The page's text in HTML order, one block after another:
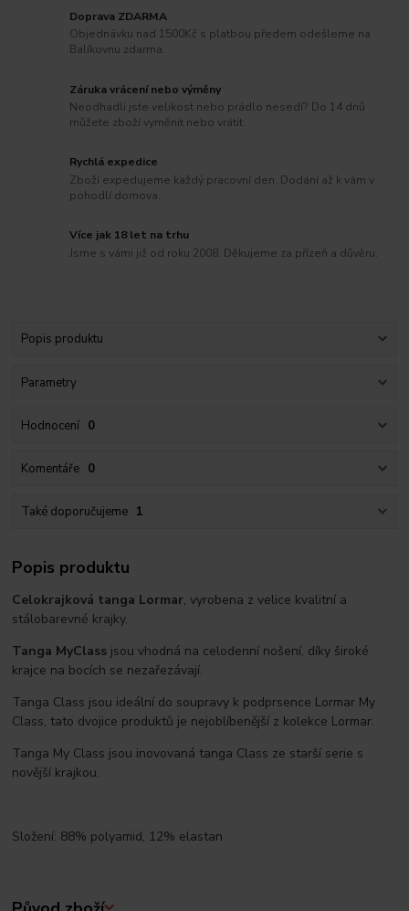
Doprava ZDARMA
Objednávku nad 1500Kč s platbou předem odešleme na
Balíkovnu zdarma.
Záruka vrácení nebo výměny
Neodhadli jste velikost nebo prádlo nesedí? Do 14 dnů
můžete zboží vyměnit nebo vrátit.
Rychlá expedice
Zboží expedujeme každý pracovní den. Dodání až k vám v
pohodlí domova.
Více jak 18 let na trhu
Jsme s vámi již od roku 2008. Děkujeme za přízeň a důvěru.
Popis produktu
Parametry
Hodnocení 0
Komentáře 0
Také doporučujeme 1
Popis produktu
Celokrajková tanga Lormar, vyrobena z velice kvalitní a
stálobarevné krajky.
Tanga MyClass jsou vhodná na celodenní nošení, díky široké
krajce na bocích se nezařezávají.
Tanga Class jsou ideální do soupravy k podprsence Lormar My
Class, tato dvojice produktů je nejoblíbenější z kolekce Lormar.
Tanga My Class jsou inovovaná tanga Class ze starší serie s
novější krajkou.
Složení: 88% polyamid, 12% elastan